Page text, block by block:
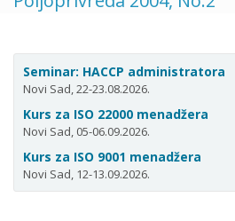
Seminar: HACCP administratora
Novi Sad, 22-23.08.2026.
Kurs za ISO 22000 menadžera
Novi Sad, 05-06.09.2026.
Kurs za ISO 9001 menadžera
Novi Sad, 12-13.09.2026.